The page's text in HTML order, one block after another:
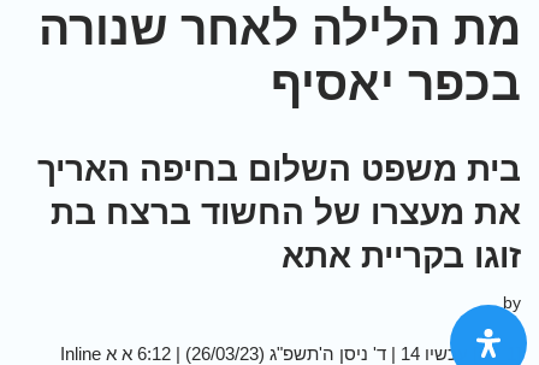
מת הלילה לאחר שנורה
בכפר יאסיף
בית משפט השלום בחיפה האריך
את מעצרו של החשוד ברצח בת
זוגו בקריית אתא
by
[ad_1] עכשיו 14 | ד' ניסן ה'תשפ"ג (26/03/23) | 6:12 א א Inline